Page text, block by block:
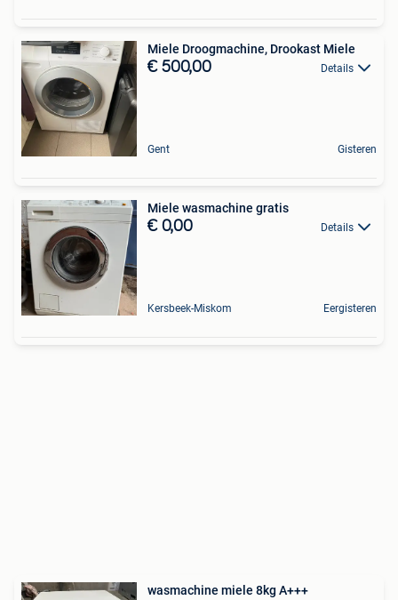
Miele Droogmachine, Drookast Miele
€ 500,00 Details
Gent Gisteren
Miele wasmachine gratis
€ 0,00 Details
Kersbeek-Miskom Eergisteren
wasmachine miele 8kg A+++